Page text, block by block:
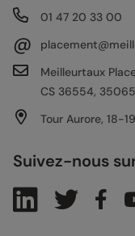
01 47 20 33 00
@
Meilleurtaux
CS 36554, 35065
Tour Aurore, 18-
Suivez-nous